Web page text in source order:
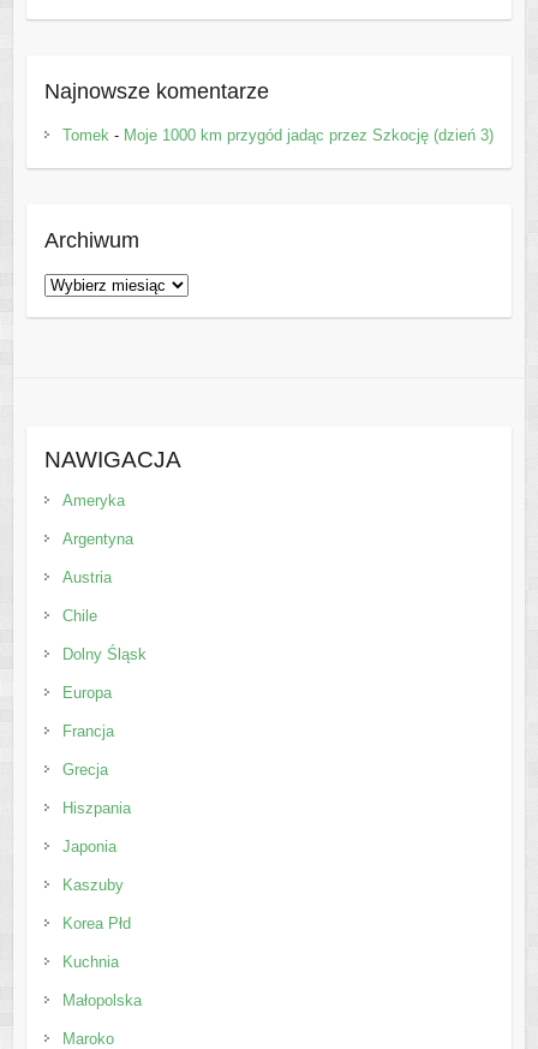
Najnowsze komentarze
Tomek - Moje 1000 km przygód jadąc przez Szkocję (dzień 3)
Archiwum
Archiwum
NAWIGACJA
Ameryka
Argentyna
Austria
Chile
Dolny Śląsk
Europa
Francja
Grecja
Hiszpania
Japonia
Kaszuby
Korea Płd
Kuchnia
Małopolska
Maroko